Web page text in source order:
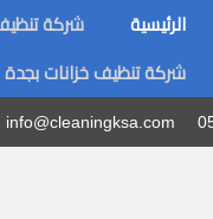
الرئيسية شركة
شركة تنظيف خزانات بجدة
info@cleaningksa.com